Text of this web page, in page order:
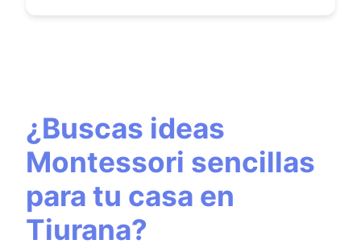
¿Buscas ideas
Montessori sencillas
para tu casa en
Tiurana?